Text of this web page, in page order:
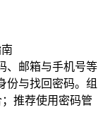
、邮箱与手机号等
份与找回密码。组
推荐使用密码管